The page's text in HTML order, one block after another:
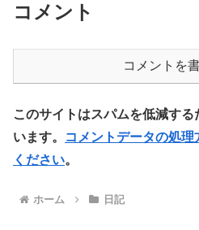
コメント
コメントを
このサイトはスパムを低減す
います。
コメントデータの処
ください。
ホーム 日記